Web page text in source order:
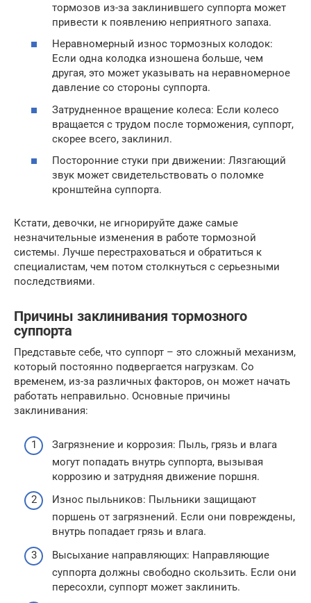
тормозов из-за заклинившего суппорта может
привести к появлению неприятного запаха.
Неравномерный износ тормозных колодок:
Если одна колодка изношена больше, чем
другая, это может указывать на неравномерное
давление со стороны суппорта.
Затрудненное вращение колеса: Если колесо
вращается с трудом после торможения, суппорт,
скорее всего, заклинил.
Посторонние стуки при движении: Лязгающий
звук может свидетельствовать о поломке
кронштейна суппорта.
Кстати, девочки, не игнорируйте даже самые
незначительные изменения в работе тормозной
системы. Лучше перестраховаться и обратиться к
специалистам, чем потом столкнуться с серьезными
последствиями.
Причины заклинивания тормозного
суппорта
Представьте себе, что суппорт – это сложный механизм,
который постоянно подвергается нагрузкам. Со
временем, из-за различных факторов, он может начать
работать неправильно. Основные причины
заклинивания:
Загрязнение и коррозия: Пыль, грязь и влага
могут попадать внутрь суппорта, вызывая
коррозию и затрудняя движение поршня.
Износ пыльников: Пыльники защищают
поршень от загрязнений. Если они повреждены,
внутрь попадает грязь и влага.
Высыхание направляющих: Направляющие
суппорта должны свободно скользить. Если они
пересохли, суппорт может заклинить.